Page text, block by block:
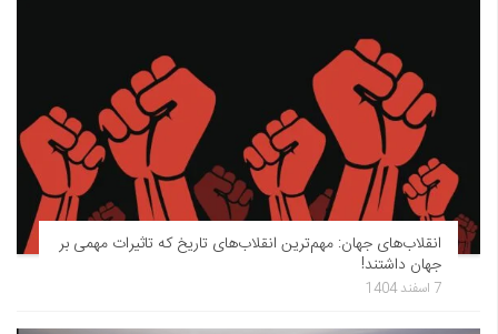
انقلاب‌های جهان: مهم‌ترین انقلاب‌های تاریخ که تاثیرات مهمی بر
جهان داشتند!
7 اسفند 1404